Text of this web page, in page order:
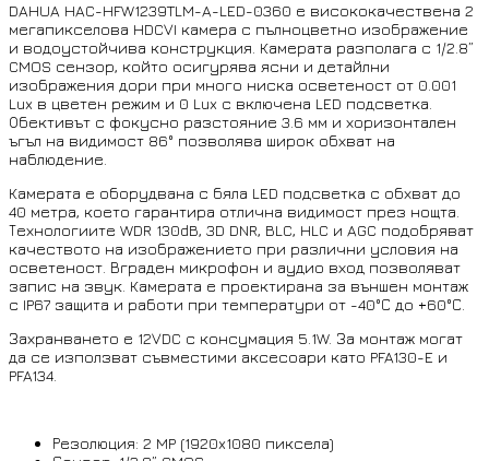
DAHUA HAC-HFW1239TLM-A-LED-0360 е висококачествена 2
мегапикселова HDCVI камера с пълноцветно изображение
и водоустойчива конструкция. Камерата разполага с 1/2.8”
CMOS сензор, който осигурява ясни и детайлни
изображения дори при много ниска осветеност от 0.001
Lux в цветен режим и 0 Lux с включена LED подсветка.
Обективът с фокусно разстояние 3.6 мм и хоризонтален
ъгъл на видимост 86° позволява широк обхват на
наблюдение.
Камерата е оборудвана с бяла LED подсветка с обхват до
40 метра, което гарантира отлична видимост през нощта.
Технологиите WDR 130dB, 3D DNR, BLC, HLC и AGC подобряват
качеството на изображението при различни условия на
осветеност. Вграден микрофон и аудио вход позволяват
запис на звук. Камерата е проектирана за външен монтаж
с IP67 защита и работи при температури от -40°С до +60°С.
Захранването е 12VDC с консумация 5.1W. За монтаж могат
да се използват съвместими аксесоари като PFA130-E и
PFA134.
Резолюция: 2 MP (1920x1080 пиксела)